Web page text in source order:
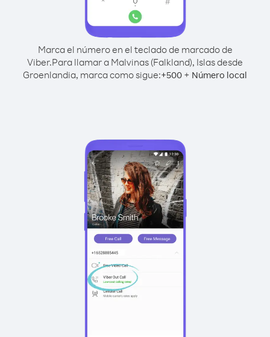
Marca el número en el teclado de marcado de
Viber.Para llamar a Malvinas (Falkland), Islas desde
Groenlandia, marca como sigue:+500 + Número local